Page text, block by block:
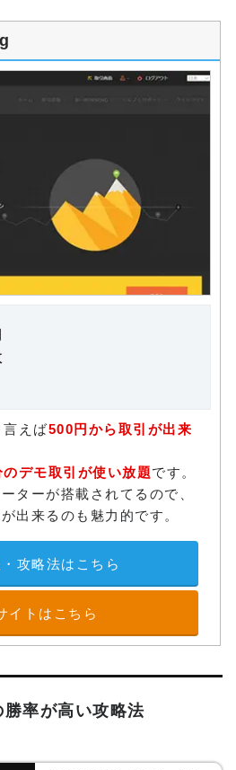
えば500円から取引が出来
デモ取引が使い放題です。
ターが搭載されてるので、
出来るのも魅力的です。
攻略法はこちら
イトはこちら
率が高い攻略法